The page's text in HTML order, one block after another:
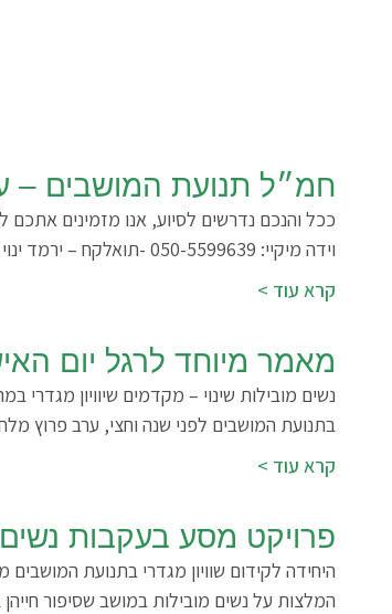
חמ״ל תנועת המושבים –
וידה מיקיי:‭‬ ‭03-6086309 יוני דמרי – חקלאות- 050-5599639‬ דפנה כהן
קרא עוד >
מאמר מיוחד לרגל יום האישה
נשים מובילות שינוי – מקדמים שיוויון מגדרי
בתנועת המושבים לפני שנה וחצי, ערב פרוץ
קרא עוד >
פרויקט מסע בעקבות
היחידה לקידום שוויון מגדרי בתנועת
המלצות על נשים מובילות במושב שסיפור